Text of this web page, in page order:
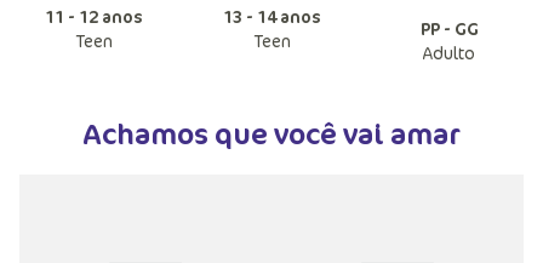
11 - 12 anos
Teen
13 - 14 anos
Teen
PP - GG
Adulto
Achamos que você vai amar